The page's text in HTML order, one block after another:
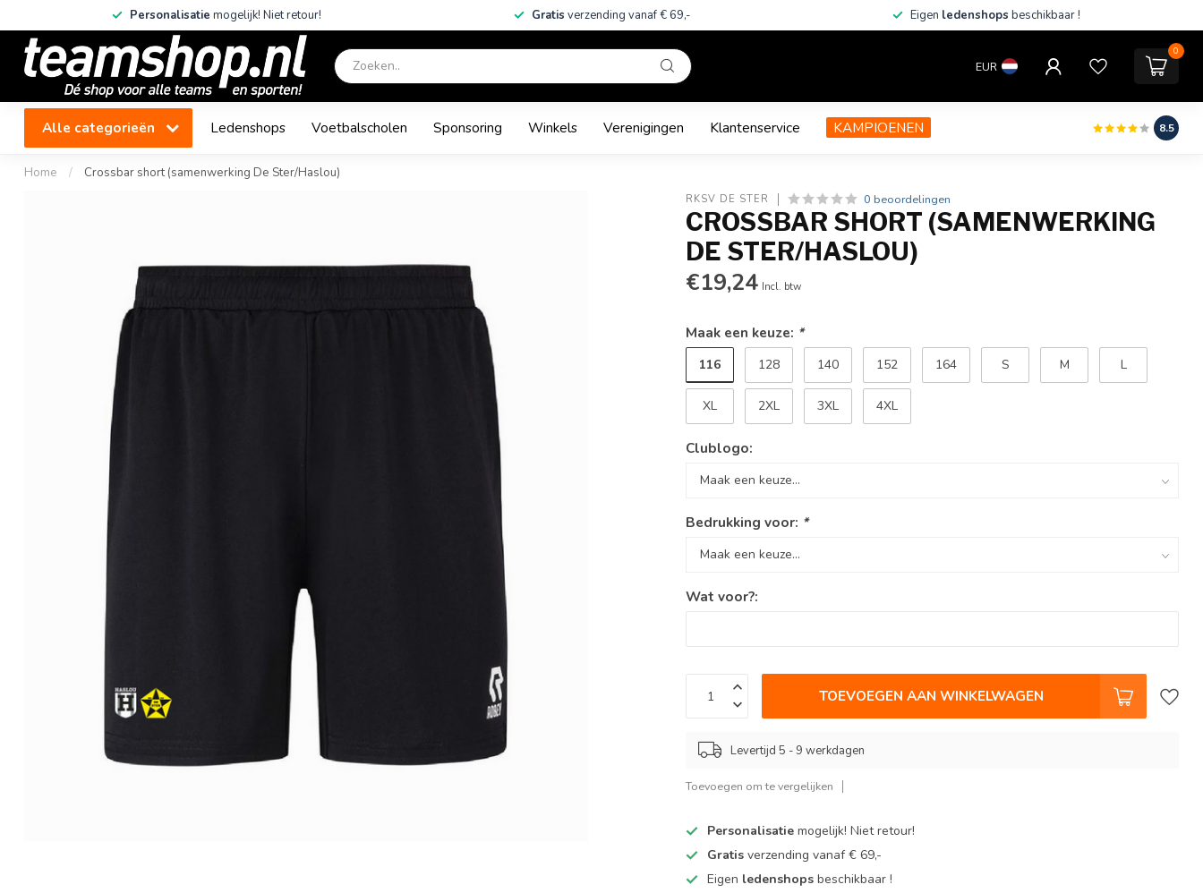
Personalisatie mogelijk! Niet retour! Gratis verzending vanaf € 69,- Eigen ledenshops beschikbaar !
EUR
0
Alle categorieën Ledenshops Voetbalscholen Sponsoring Winkels Verenigingen Klantenservice KAMPIOENEN 8.5
Home / Crossbar short (samenwerking De Ster/Haslou)
RKSV DE STER 0 beoordelingen
CROSSBAR SHORT (SAMENWERKING
DE STER/HASLOU)
€19,24 Incl. btw
Maak een keuze: *
116 128 140 152 164 S M L
XL 2XL 3XL 4XL
Clublogo:
Bedrukking voor: *
Wat voor?:
TOEVOEGEN AAN WINKELWAGEN
Levertijd 5 - 9 werkdagen
Toevoegen om te vergelijken
Personalisatie mogelijk! Niet retour!
Gratisverzending vanaf € 69,-
Eigen ledenshopsbeschikbaar !